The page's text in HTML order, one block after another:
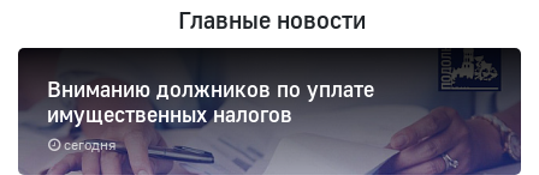
Главные новости
сегодня
Вниманию должников по уплате
имущественных налогов